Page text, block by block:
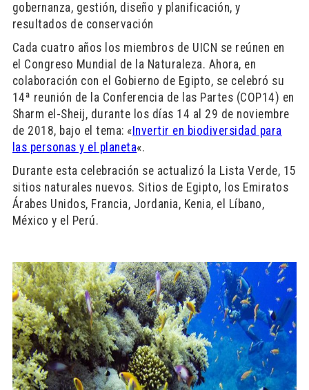
gobernanza, gestión, diseño y planificación, y
resultados de conservación
Cada cuatro años los miembros de UICN se reúnen en
el Congreso Mundial de la Naturaleza. Ahora, en
colaboración con el Gobierno de Egipto, se celebró su
14ª reunión de la Conferencia de las Partes (COP14) en
Sharm el-Sheij, durante los días 14 al 29 de noviembre
de 2018, bajo el tema: « Invertir en biodiversidad para
las personas y el planeta«.
Durante esta celebración se actualizó la Lista Verde, 15
sitios naturales nuevos. Sitios de Egipto, los Emiratos
Árabes Unidos, Francia, Jordania, Kenia, el Líbano,
México y el Perú.